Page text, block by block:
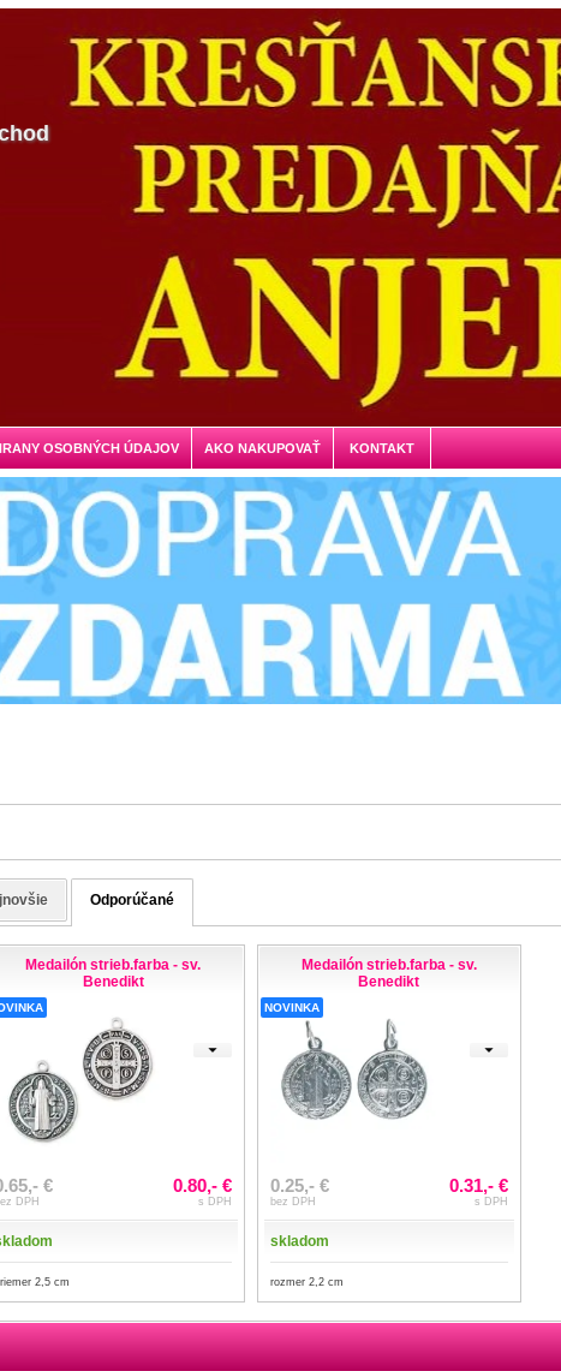
OSOBNÝCH ÚDAJOV AKO NAKUPOVAŤ KONTAKT
Odporúčané
Medailón strieb.farba - sv.
Benedikt
€
DPH
0.80,- €
s DPH
2,5 cm
Medailón strieb.farba - sv.
Benedikt
NOVINKA
0.25,- €
bez DPH
0.31,- €
s DPH
skladom
rozmer 2,2 cm